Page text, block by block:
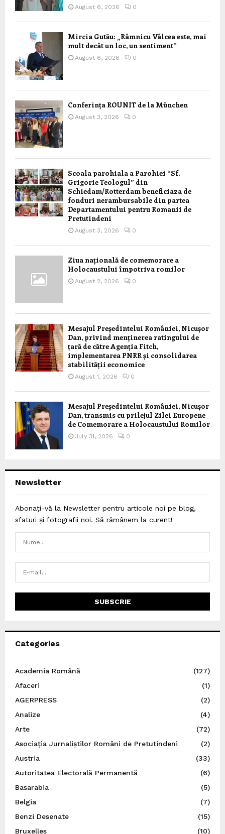
August 6, 2026 0
Mircia Gutău: „Râmnicu Vâlcea este, mai
mult decât un loc, un sentiment”
August 6, 2026 0
Conferința ROUNIT de la München
August 3, 2026 0
Scoala parohiala a Parohiei “Sf.
Grigorie Teologul” din
Schiedam/Rotterdam beneficiaza de
fonduri nerambursabile din partea
Departamentului pentru Romanii de
Pretutindeni
August 3, 2026 0
Ziua națională de comemorare a
Holocaustului împotriva romilor
August 2, 2026 0
Mesajul Președintelui României, Nicușor
Dan, privind menținerea ratingului de
țară de către Agenția Fitch,
implementarea PNRR și consolidarea
stabilității economice
August 1, 2026 0
Mesajul Președintelui României, Nicușor
Dan, transmis cu prilejul Zilei Europene
de Comemorare a Holocaustului Romilor
July 31, 2026 0
Newsletter
Abonați-vă la Newsletter pentru articole noi pe blog,
sfaturi și fotografii noi. Să rămânem la curent!
Categories
Academia Română
(127)
Afaceri
(1)
AGERPRESS
(2)
Analize
(4)
Arte
(72)
Asociația Jurnaliștilor Români de Pretutindeni
(2)
Austria
(33)
Autoritatea Electorală Permanentă
(6)
Basarabia
(5)
Belgia
(7)
Benzi Desenate
(15)
Bruxelles
(10)